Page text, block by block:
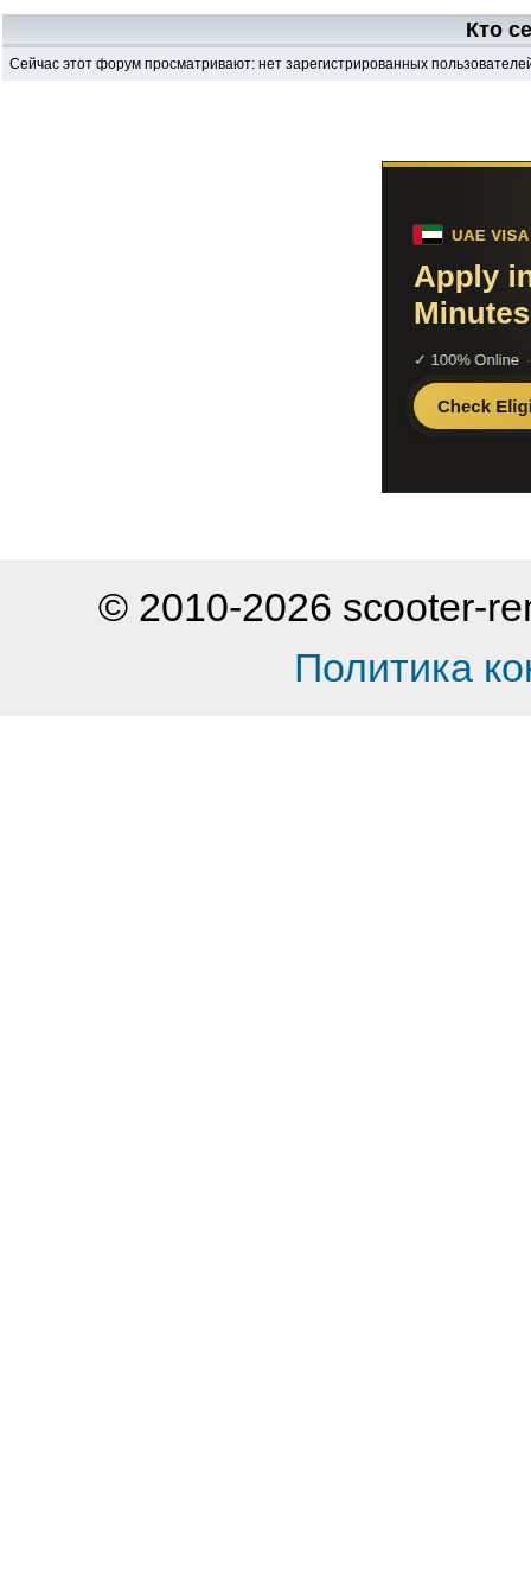
Кто
Сейчас этот форум просматривают: нет зарегистрированных
© 2010-2026 scooter-
Политика